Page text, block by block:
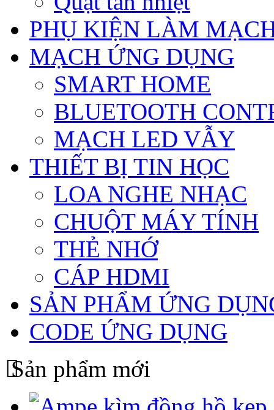
PHỤ KIỆN LÀM
MẠCH ỨNG DỤNG
SMART HOME
BLUETOOTH
MẠCH LED VẪY
THIẾT BỊ TIN HỌC
LOA NGHE NHẠC
CHUỘT MÁY TÍNH
THẺ NHỚ
CÁP HDMI
SẢN PHẨM ỨNG
CODE ỨNG DỤNG
Sản phẩm mới